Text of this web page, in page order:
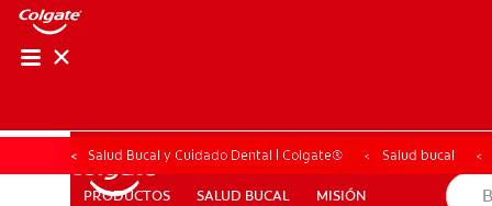
PRODUCTOS SALUD BUCAL MISIÓN
PRODUCTOS SALUD BUCAL MISIÓN
CHEQUEO DE
Salud Bucal y Cuidado Dental | Colgate® Salud bucal